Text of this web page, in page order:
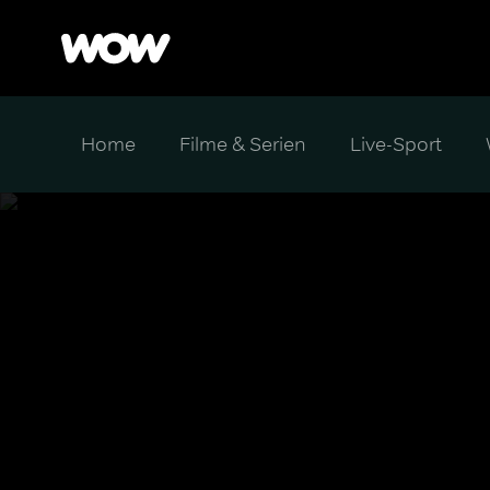
Home Filme & Serien Live-Sport